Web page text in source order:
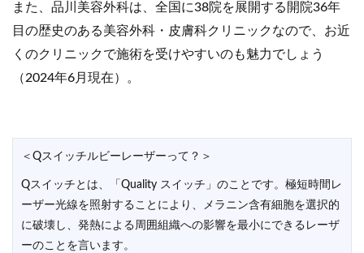
また、品川美容外科は、全国に38院を展開する開院36年
目の歴史のある美容外科・皮膚科クリニックなので、お近
くのクリニックで施術を受けやすいのも魅力でしょう
（2024年6月現在）。
＜Qスイッチルビーレーザーって？＞
Qスイッチとは、「Quality スイッチ」のことです。極短時間レ
ーザー光線を照射することにより、メラニン含有細胞を選択的
に破壊し、発熱による周囲組織への影響を最小にできるレーザ
ーのことを言います。